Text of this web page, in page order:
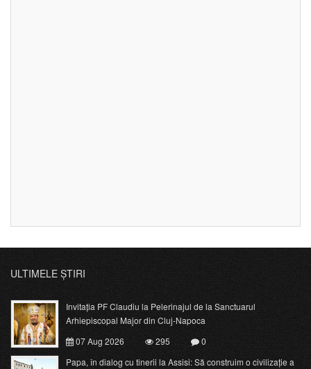
ULTIMELE ȘTIRI
Invitația PF Claudiu la Pelerinajul de la Sanctuarul
Arhiepiscopal Major din Cluj-Napoca
07 Aug 2026
295
0
Papa, în dialog cu tinerii la Assisi: Să construim o civilizație a